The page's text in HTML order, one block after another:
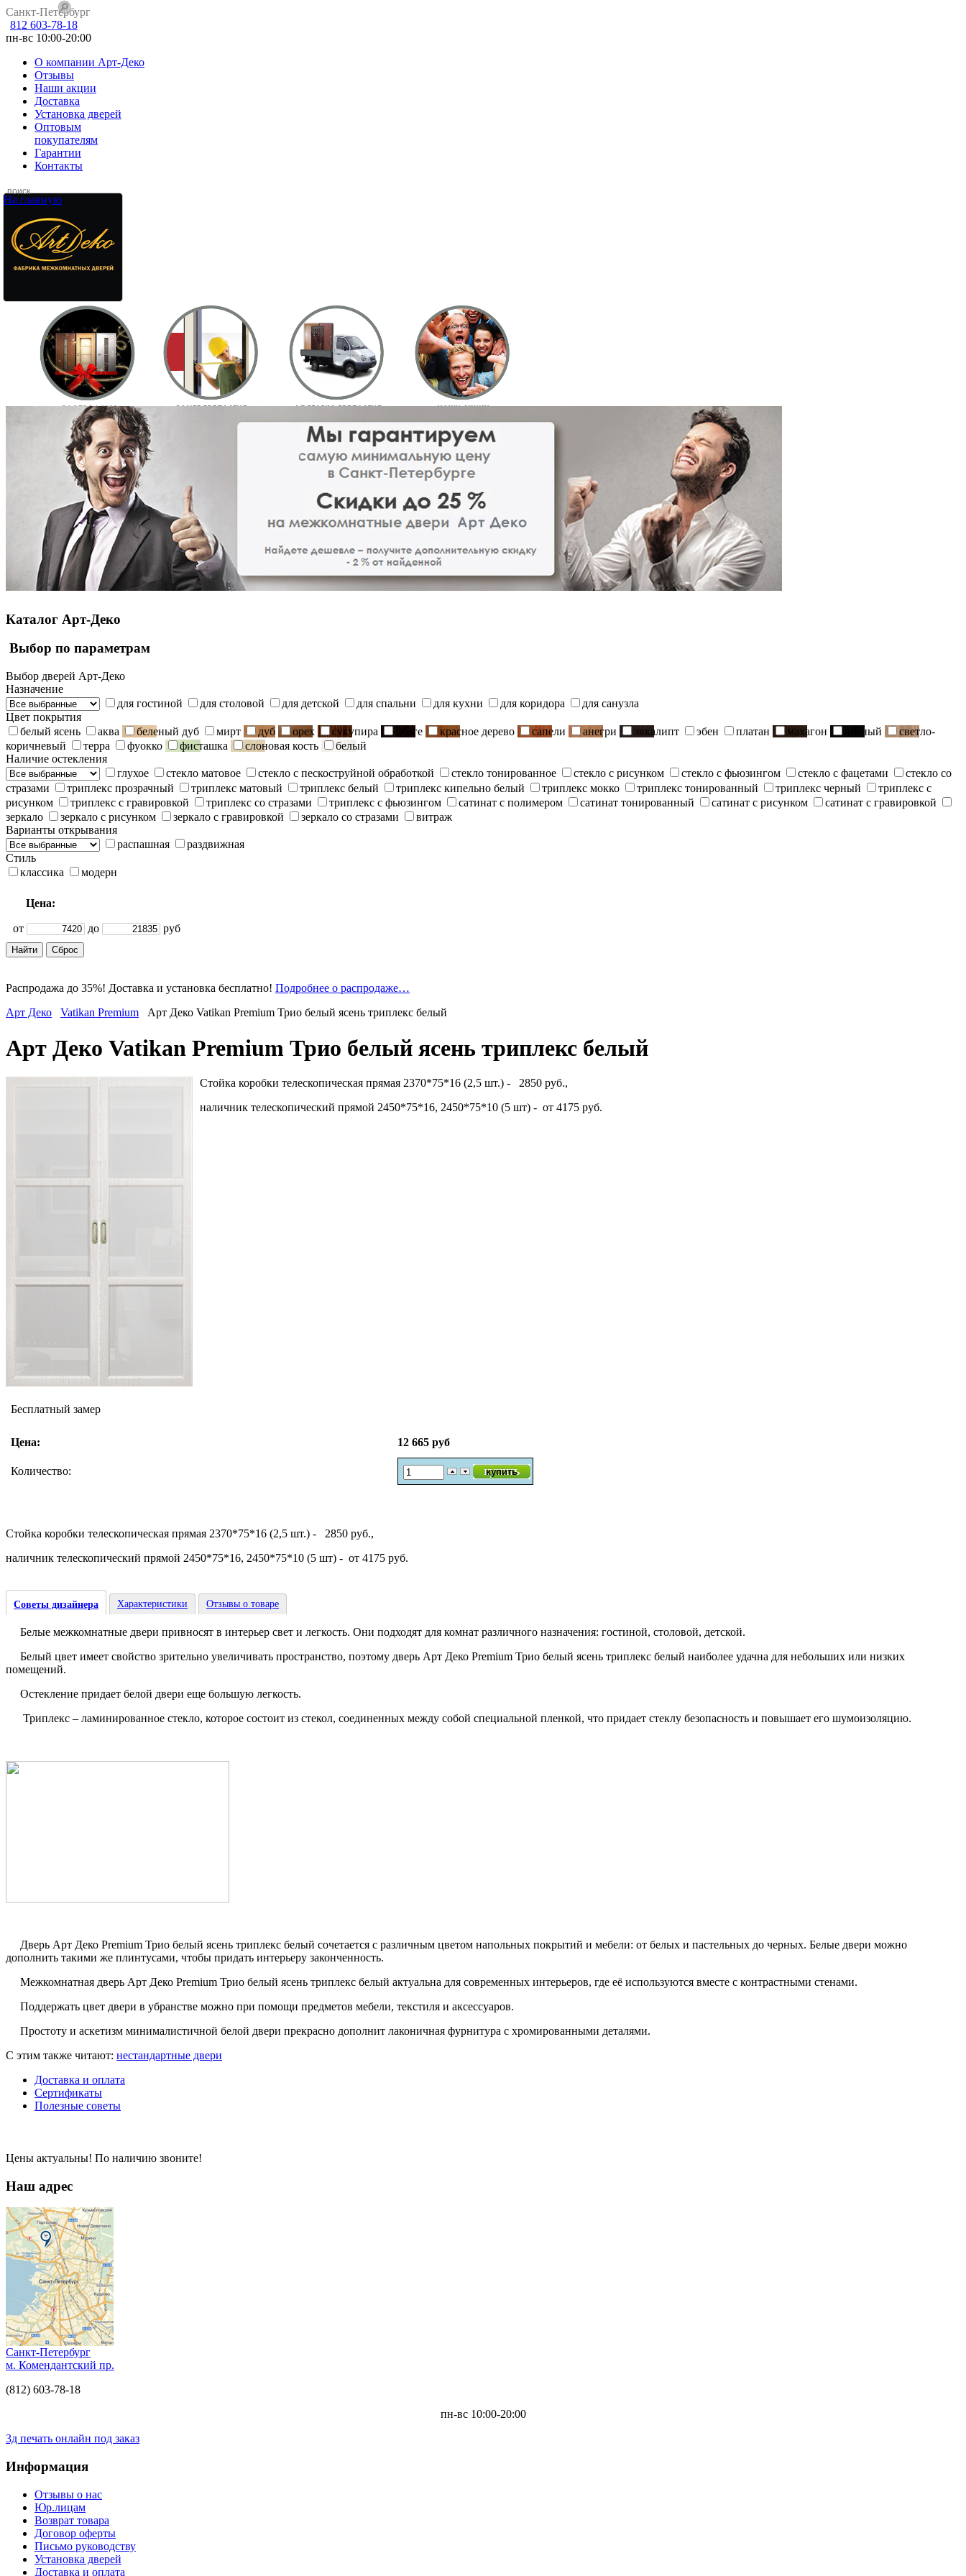
Санкт-Петербург
812 603-78-18
пн-вс 10:00-20:00
О компании Арт-Деко
Отзывы
Наши акции
Доставка
Установка дверей
Оптовым
покупателям
Гарантии
Контакты
На главную
Каталог Арт-Деко
Выбор по параметрам
Выбор дверей Арт-Деко
Назначение
для гостиной
для столовой для детской для спальни для кухни для коридора
для санузла
Цвет покрытия
белый ясень
аква беленый дуб мирт дуб орех сукупира венге красное дерево сапели анегри эвкалипт эбен платан махагон черный
светло-
коричневый
терра фуокко фисташка слоновая кость
белый
Наличие остекления
глухое
стекло матовое стекло с пескоструйной обработкой стекло тонированное стекло с рисунком стекло с фьюзингом стекло с фацетами
стекло со
стразами
триплекс прозрачный триплекс матовый триплекс белый триплекс кипельно белый триплекс мокко триплекс тонированный триплекс черный
триплекс с
рисунком
триплекс с гравировкой триплекс со стразами триплекс с фьюзингом сатинат с полимером сатинат тонированный сатинат с рисунком
сатинат с гравировкой
зеркало
зеркало с рисунком зеркало с гравировкой зеркало со стразами
витраж
Варианты открывания
распашная
раздвижная
Стиль
классика
модерн
Цена:
от до руб
Распродажа до 35%! Доставка и установка бесплатно! Подробнее о распродаже…
Арт Деко
Vatikan Premium Арт Деко Vatikan Premium Трио белый ясень триплекс белый
Арт Деко Vatikan Premium Трио белый ясень триплекс белый
Стойка коробки телескопическая прямая 2370*75*16 (2,5 шт.) - 2850 руб.,
наличник телескопический прямой 2450*75*16, 2450*75*10 (5 шт) - от 4175 руб.
Бесплатный замер
Цена: 12 665 руб
Количество:
Стойка коробки телескопическая прямая 2370*75*16 (2,5 шт.) - 2850 руб.,
наличник телескопический прямой 2450*75*16, 2450*75*10 (5 шт) - от 4175 руб.
Советы дизайнера Характеристики Отзывы о товаре
Белые межкомнатные двери привносят в интерьер свет и легкость. Они подходят для комнат различного назначения: гостиной, столовой, детской.
Белый цвет имеет свойство зрительно увеличивать пространство, поэтому дверь Арт Деко Premium Трио белый ясень триплекс белый наиболее удачна для небольших или низких
помещений.
Остекление придает белой двери еще большую легкость.
Триплекс – ламинированное стекло, которое состоит из стекол, соединенных между собой специальной пленкой, что придает стеклу безопасность и повышает его шумоизоляцию.
Дверь Арт Деко Premium Трио белый ясень триплекс белый сочетается с различным цветом напольных покрытий и мебели: от белых и пастельных до черных. Белые двери можно
дополнить такими же плинтусами, чтобы придать интерьеру законченность.
Межкомнатная дверь Арт Деко Premium Трио белый ясень триплекс белый актуальна для современных интерьеров, где её используются вместе с контрастными стенами.
Поддержать цвет двери в убранстве можно при помощи предметов мебели, текстиля и аксессуаров.
Простоту и аскетизм минималистичной белой двери прекрасно дополнит лаконичная фурнитура с хромированными деталями.
C этим также читают: нестандартные двери
Доставка и оплата
Сертификаты
Полезные советы
Цены актуальны! По наличию звоните!
Наш адрес
Санкт-Петербург
м. Комендантский пр.
(812) 603-78-18
пн-вс 10:00-20:00
3д печать онлайн под заказ
Информация
Отзывы о нас
Юр.лицам
Возврат товара
Договор оферты
Письмо руководству
Установка дверей
Доставка и оплата